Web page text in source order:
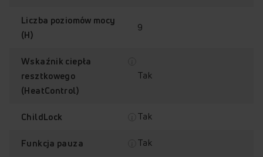
Liczba poziomów mocy
(H)
9
Wskaźnik ciepła
resztkowego
(HeatControl)
Tak
ChildLock Tak
Funkcja pauza Tak